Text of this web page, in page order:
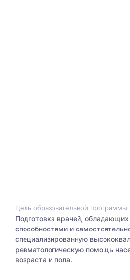
Цель образовательной программы
Подготовка врачей,
способностями и
специализированную
ревматологическую помощь
возраста и пола.